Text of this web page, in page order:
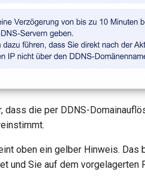
dass die per DDNS-
oben ein gelber Hinweis.
und Sie auf dem